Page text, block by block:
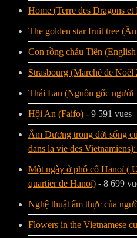
Home (Terre des Dragons et
The golden star fruit tree
Con rồng cháu Tiên
Strasbourg (Marché de Noël
Thái Lan (Nguồn gốc người
Hội An (Faifo) - 9 591 vues
Âm Dương trong đời sống
dans la vie des Vietnamiens):
Một ngày ở phố cổ Hanoï (
quartier de Hanoï) - 8 699
Nghệ thuật ẩm thực của
Flowers in the Vietnamese